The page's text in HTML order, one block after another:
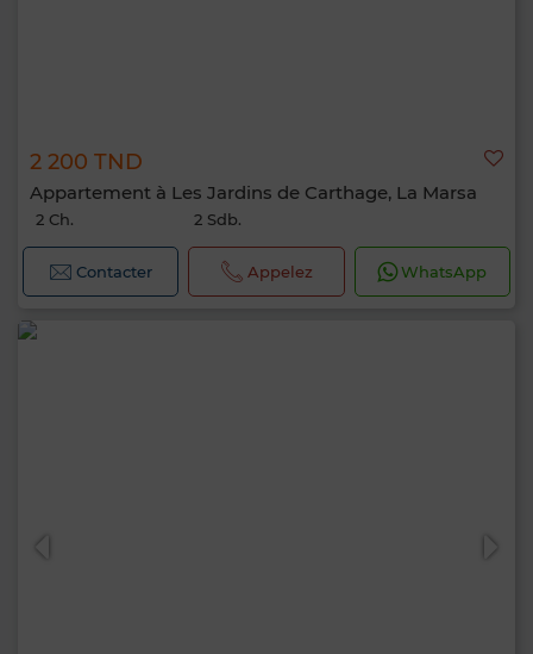
2 200 TND
Appartement à Les Jardins de Carthage, La Marsa
2 Ch. 2 Sdb.
Contacter Appelez WhatsApp